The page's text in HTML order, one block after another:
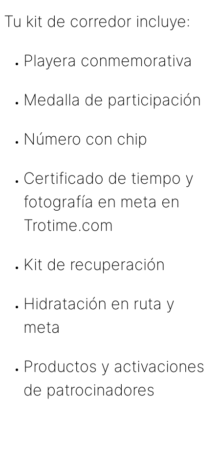
Tu kit de corredor incluye:
Playera conmemorativa
Medalla de participación
Número con chip
Certificado de tiempo y
fotografía en meta en
Trotime.com
Kit de recuperación
Hidratación en ruta y
meta
Productos y activaciones
de patrocinadores